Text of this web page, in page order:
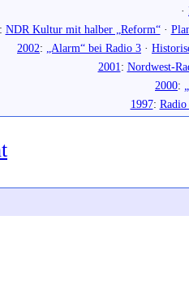
·
NDR Kultur mit halber „Reform“·
2002: „Alarm“ bei Radio 3 ·
2001: Nordwest-
2000:
1997: